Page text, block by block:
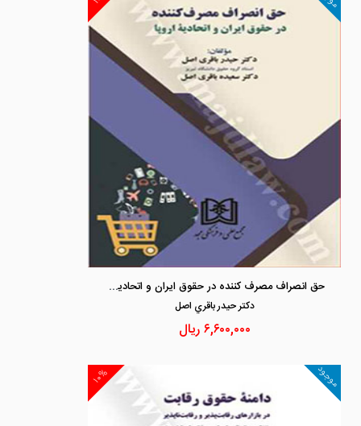
حق انصراف مصرف کننده در حقوق ایران و اتحادیه اروپا
دكتر حيدر باقري اصل
۶,۶۰۰,۰۰۰ریال
۱۰% موجود